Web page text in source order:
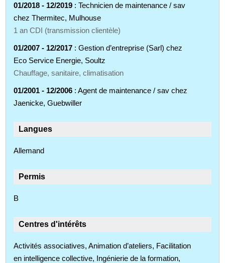
01/2018 - 12/2019 : Technicien de maintenance / sav
chez Thermitec, Mulhouse
1 an CDI (transmission clientèle)
01/2007 - 12/2017 : Gestion d’entreprise (Sarl) chez
Eco Service Energie, Soultz
Chauffage, sanitaire, climatisation
01/2001 - 12/2006 : Agent de maintenance / sav chez
Jaenicke, Guebwiller
Langues
Allemand
Permis
B
Centres d'intérêts
Activités associatives, Animation d’ateliers, Facilitation
en intelligence collective, Ingénierie de la formation,